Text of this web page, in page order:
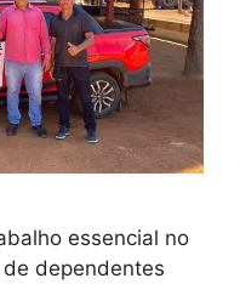
essencial no
dependentes